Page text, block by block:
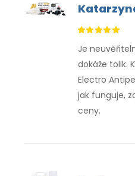
Je
dokáže tolik.
Electro
jak funguje,
ceny.